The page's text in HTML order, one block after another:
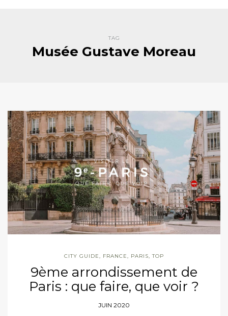
TAG
Musée Gustave Moreau
CITY GUIDE FRANCE PARIS ,TOP
9ème arrondissement de
Paris : que faire, que voir ?
JUIN 2020